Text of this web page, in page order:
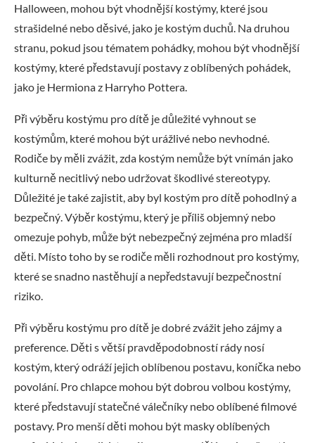
Halloween, mohou být vhodnější kostýmy, které jsou
strašidelné nebo děsivé, jako je kostým duchů. Na druhou
stranu, pokud jsou tématem pohádky, mohou být vhodnější
kostýmy, které představují postavy z oblíbených pohádek,
jako je Hermiona z Harryho Pottera.
Při výběru kostýmu pro dítě je důležité vyhnout se
kostýmům, které mohou být urážlivé nebo nevhodné.
Rodiče by měli zvážit, zda kostým nemůže být vnímán jako
kulturně necitlivý nebo udržovat škodlivé stereotypy.
Důležité je také zajistit, aby byl kostým pro dítě pohodlný a
bezpečný. Výběr kostýmu, který je příliš objemný nebo
omezuje pohyb, může být nebezpečný zejména pro mladší
děti. Místo toho by se rodiče měli rozhodnout pro kostýmy,
které se snadno nastěhují a nepředstavují bezpečnostní
riziko.
Při výběru kostýmu pro dítě je dobré zvážit jeho zájmy a
preference. Děti s větší pravděpodobností rády nosí
kostým, který odráží jejich oblíbenou postavu, koníčka nebo
povolání. Pro chlapce mohou být dobrou volbou kostýmy,
které představují statečné válečníky nebo oblíbené filmové
postavy. Pro menší děti mohou být masky oblíbených